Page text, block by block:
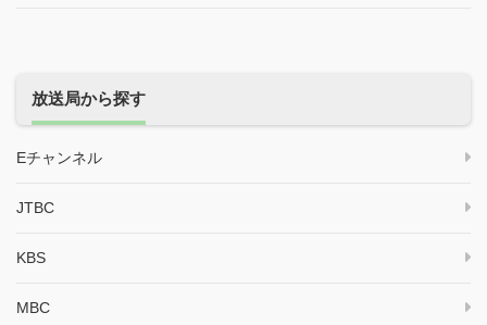
放送局から探す
Eチャンネル
JTBC
KBS
MBC